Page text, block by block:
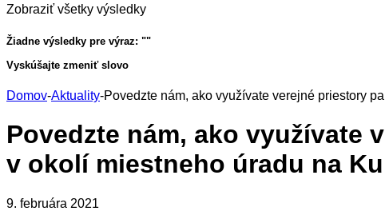
Zobraziť všetky výsledky
Žiadne výsledky pre výraz: ""
Vyskúšajte zmeniť slovo
Domov-Aktuality-Povedzte nám, ako využívate verejné priestory
Povedzte nám, ako využívate
v okolí miestneho úradu na
9. februára 2021